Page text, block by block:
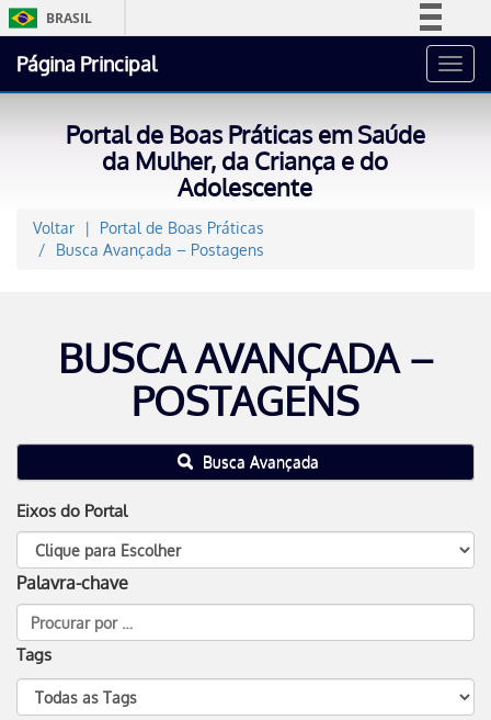
BRASIL
Acesso à informação
Página Principal
Portal de Boas Práticas em Saúde
da Mulher, da Criança e do
Adolescente
Voltar
Portal de Boas Práticas
Busca Avançada – Postagens
BUSCA AVANÇADA –
POSTAGENS
Busca Avançada
Eixos do Portal
Palavra-chave
Tags